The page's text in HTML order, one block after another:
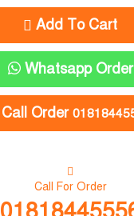
Add To Cart
Whatsapp Order
Call Order
Call For Order